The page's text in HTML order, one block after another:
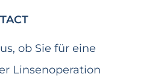
ob Sie für eine
Linsenoperation